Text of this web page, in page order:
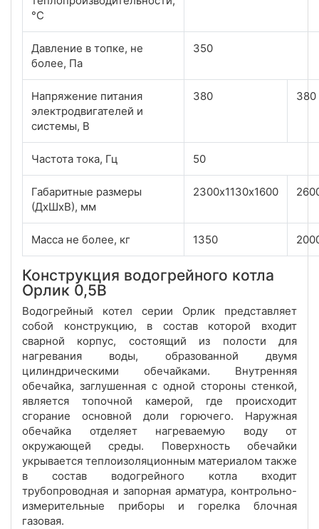
°С
Давление в топке, не
более, Па
350
Напряжение питания
электродвигателей и
системы, В
380 380
Частота тока, Гц 50
Габаритные размеры
(ДхШхВ), мм
2300х1130х1600
Масса не более, кг 1350
Конструкция водогрейного котла
Орлик 0,5В
Водогрейный котел серии Орлик представляет
собой конструкцию, в состав которой входит
сварной корпус, состоящий из полости для
нагревания воды, образованной двумя
цилиндрическими обечайками. Внутренняя
обечайка, заглушенная с одной стороны стенкой,
является топочной камерой, где происходит
сгорание основной доли горючего. Наружная
обечайка отделяет нагреваемую воду от
окружающей среды. Поверхность обечайки
укрывается теплоизоляционным материалом также
в состав водогрейного котла входит
трубопроводная и запорная арматура, контрольно-
измерительные приборы и горелка блочная
газовая.